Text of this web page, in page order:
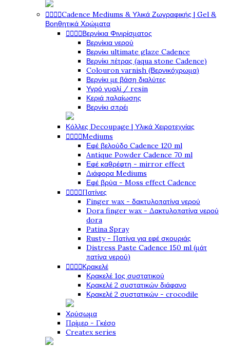
Cadence Mediums & Υλικά Ζωγραφικής | Gel &
Βοηθητικά Χρώματα
Βερνίκια Φινιρίσματος
Βερνίκια νερού
Βερνίκι ultimate glaze Cadence
Βερνίκι πέτρας (aqua stone Cadence)
Colouron varnish (Βερνικόχρωμα)
Βερνίκι με βάση διαλύτες
Υγρό γυαλί / resin
Κεριά παλαίωσης
Βερνίκι σπρέι
Κόλλες Decoupage | Υλικά Χειροτεχνίας
Mediums
Εφέ βελούδο Cadence 120 ml
Antique Powder Cadence 70 ml
Εφέ καθρέφτη - mirror effect
Διάφορα Mediums
Εφέ βρύα - Moss effect Cadence
Πατίνες
Finger wax - δακτυλοπατίνα νερού
Dora finger wax - Δακτυλοπατίνα νερού
dora
Patina Spray
Rusty - Πατίνα για εφέ σκουριάς
Distress Paste Cadence 150 ml (μάτ
πατίνα νερού)
Κρακελέ
Κρακελέ 1ος συστατικού
Κρακελέ 2 συστατικών διάφανο
Κρακελέ 2 συστατικών - crocodile
Χρύσωμα
Πρίμερ - Γκέσο
Createx series